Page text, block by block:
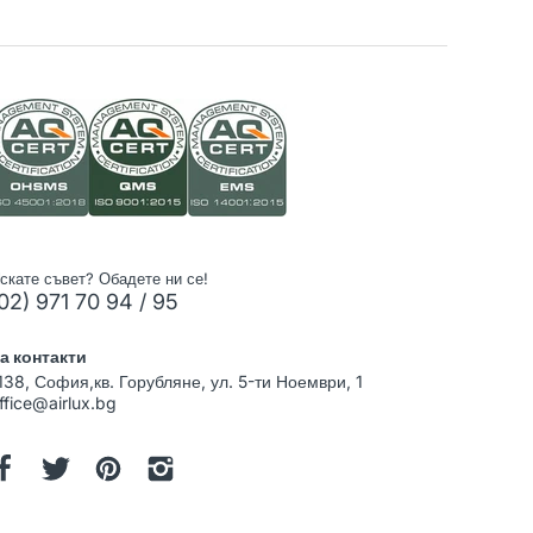
съвет? Обадете ни се!
971 70 94 / 95
контакти
София,кв. Горубляне, ул. 5-ти Ноември, 1